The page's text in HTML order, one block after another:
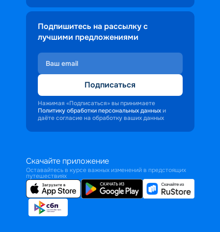
Подпишитесь на рассылку с
лучшими предложениями
Подписаться
Нажимая «Подписаться» вы принимаете
Политику обработки персональных данных и
даёте согласие на обработку ваших данных
Скачайте приложение
Оставайтесь в курсе важных изменений в предстоящих
путешествиях